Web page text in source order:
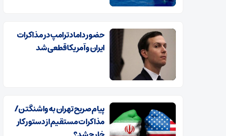
حضور داماد ترامپ در مذاکرات
ایران و آمریکا قطعی شد
پیام صریح تهران به واشنگتن/
مذاکرات مستقیم از دستور کار